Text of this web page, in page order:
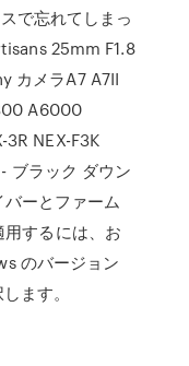
で忘れてしまっ
25mm F1.8
カメラA7 A7II
A6000
NEX-F3K
ブラック ダウン
ーとファーム
するには、お
のバージョン
ます。